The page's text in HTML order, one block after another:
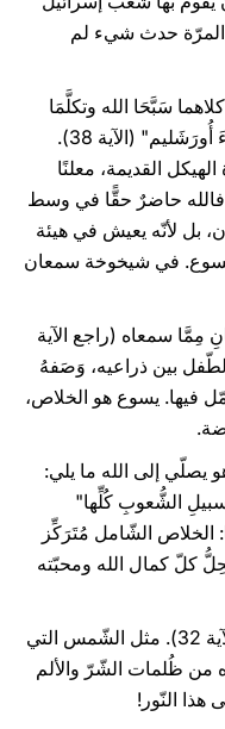
المرّة حدث شيء لم
سَبَّحَا الله وتكلَّمَا
بِأَمرِ الطّفل "لكُلِّ مَن كانَ يَنتَظِرُ افتِداءَ أُورَشَليم" (الآية 38).
القديمة، معلنًا
حاضرٌ حقًّا في وسط
بل لأنّه يعيش في هيئة
يسوع. في شيخوخة سمعان
مِمَّا سمعاه (راجع الآية
بين ذراعيه، وَصَفهُ
فيها. يسوع هو الخلاص،
يصلّي إلى الله ما يلي:
الشُّعوبِ كُلِّها"
دائمًا: الخلاص الشّامل مُتَرَكِّز
كلّ كمال الله ومحبّته
ثانيًا: يسوع هو "نُورٌ يَتَجَلَّى لِلوَثَنِيِّين" (الآية 32). مثل الشّمس التي
من ظُلمات الشّرّ والألم
هذا النّور!